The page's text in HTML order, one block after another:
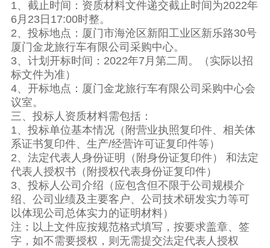
1、截止时间：资质材料文件递交截止时间为2022年
6月23日17:00时整。
2、投标地点：厦门市海沧区新阳工业区新乐路30号
厦门金龙旅行车有限公司采购中心。
3、计划开标时间：2022年7月第二周。（实际以招
标文件为准）
4、开标地点：厦门金龙旅行车有限公司采购中心会
议室。
三、投标人资质材料需包括：
1、投标单位基本情况（附营业执照复印件、相关体
系证书复印件、生产/经营许可证复印件等）
2、法定代表人身份证明（附身份证复印件） 和法定
代表人授权书（附授权代表身份证复印件）
3、投标人公司介绍（应包含但不限于公司规模介
绍、公司业绩及主要客户、公司技术研发实力等可
以体现公司总体实力的证明材料）
注：以上文件应按规范格式填写，按要求盖章、签
字，如不需要授权，则无需提交法定代表人授权